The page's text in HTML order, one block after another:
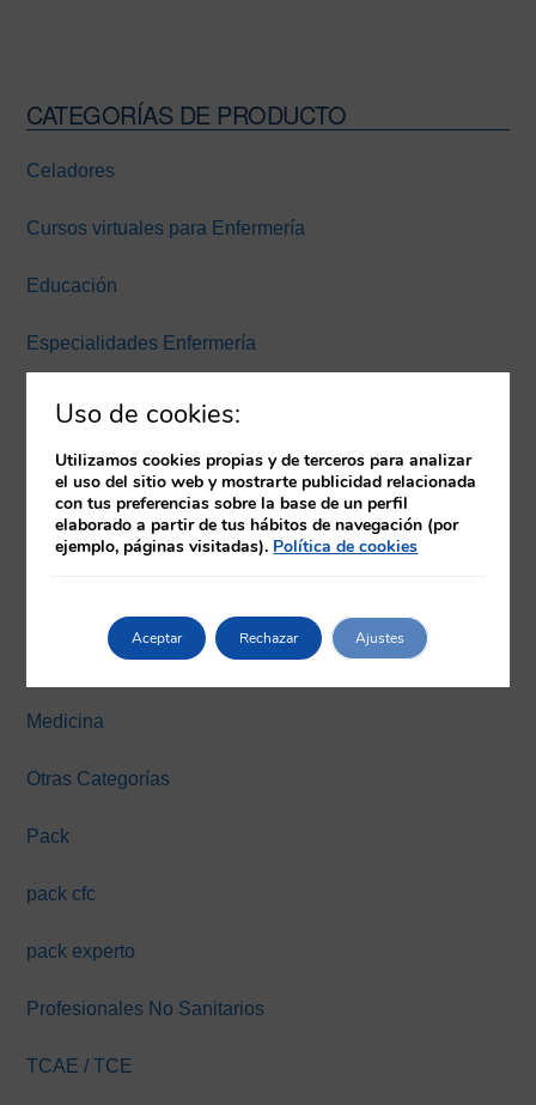
Barra
lateral
CATEGORÍAS DE PRODUCTO
Celadores
Cursos virtuales para Enfermería
Educación
Especialidades Enfermería
Experiencia inmersiva
Expertos Enfermería Universidad Europea Miguel de
Cervantes
Farmacia
Máster y Expertos Online
Medicina
Otras Categorías
Pack
pack cfc
pack experto
Profesionales No Sanitarios
TCAE / TCE
Uso de cookies:
Utilizamos cookies propias y de terceros para analizar
el uso del sitio web y mostrarte publicidad relacionada
con tus preferencias sobre la base de un perfil
elaborado a partir de tus hábitos de navegación (por
ejemplo, páginas visitadas). Política de cookies
Aceptar Rechazar Ajustes